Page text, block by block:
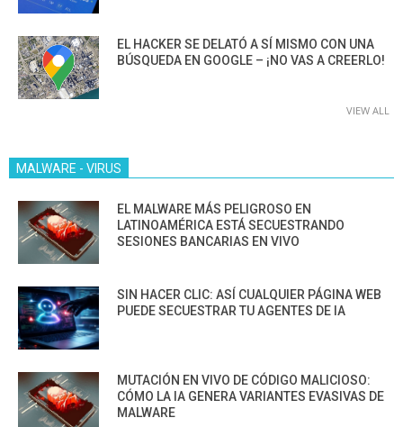
EL HACKER SE DELATÓ A SÍ MISMO CON UNA
BÚSQUEDA EN GOOGLE – ¡NO VAS A CREERLO!
VIEW ALL
MALWARE - VIRUS
EL MALWARE MÁS PELIGROSO EN
LATINOAMÉRICA ESTÁ SECUESTRANDO
SESIONES BANCARIAS EN VIVO
SIN HACER CLIC: ASÍ CUALQUIER PÁGINA WEB
PUEDE SECUESTRAR TU AGENTES DE IA
MUTACIÓN EN VIVO DE CÓDIGO MALICIOSO:
CÓMO LA IA GENERA VARIANTES EVASIVAS DE
MALWARE